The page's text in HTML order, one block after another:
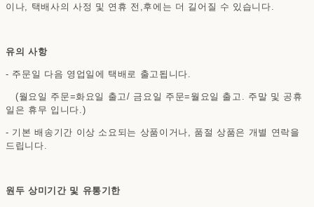
이나, 택배사의 사정 및 연휴 전,후에는 더 길어질 수 있습니다.
유의 사항
- 주문일 다음 영업일에 택배로 출고됩니다.
(월요일 주문=화요일 출고/ 금요일 주문=월요일 출고. 주말 및 공휴
일은 휴무 입니다.)
- 기본 배송기간 이상 소요되는 상품이거나, 품절 상품은 개별 연락을
드립니다.
원두 상미기간 및 유통기한